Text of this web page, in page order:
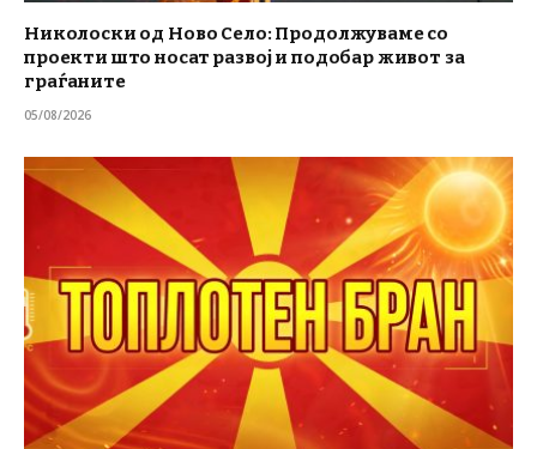
Николоски од Ново Село: Продолжуваме со
проекти што носат развој и подобар живот за
граѓаните
05/08/2026